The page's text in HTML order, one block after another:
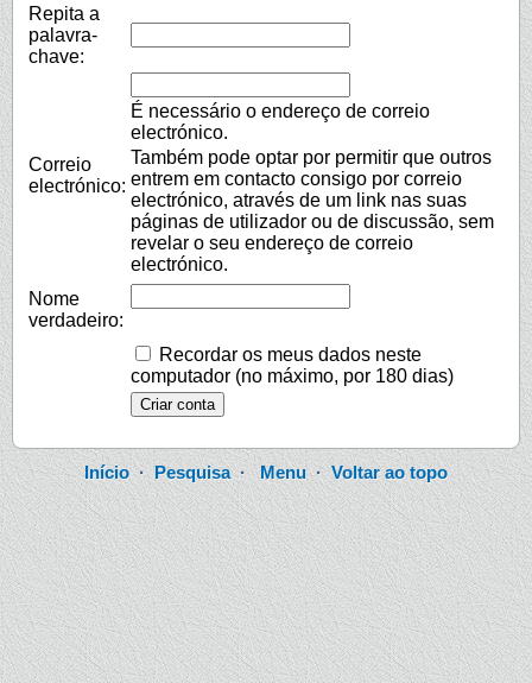
Repita a
palavra-
chave:
Correio
electrónico:
É necessário o endereço de correio
electrónico.
Também pode optar por permitir que outros
entrem em contacto consigo por correio
electrónico, através de um link nas suas
páginas de utilizador ou de discussão, sem
revelar o seu endereço de correio
electrónico.
Nome
verdadeiro:
Recordar os meus dados neste
computador (no máximo, por 180 dias)
Início·Pesquisa· Menu· Voltar ao topo